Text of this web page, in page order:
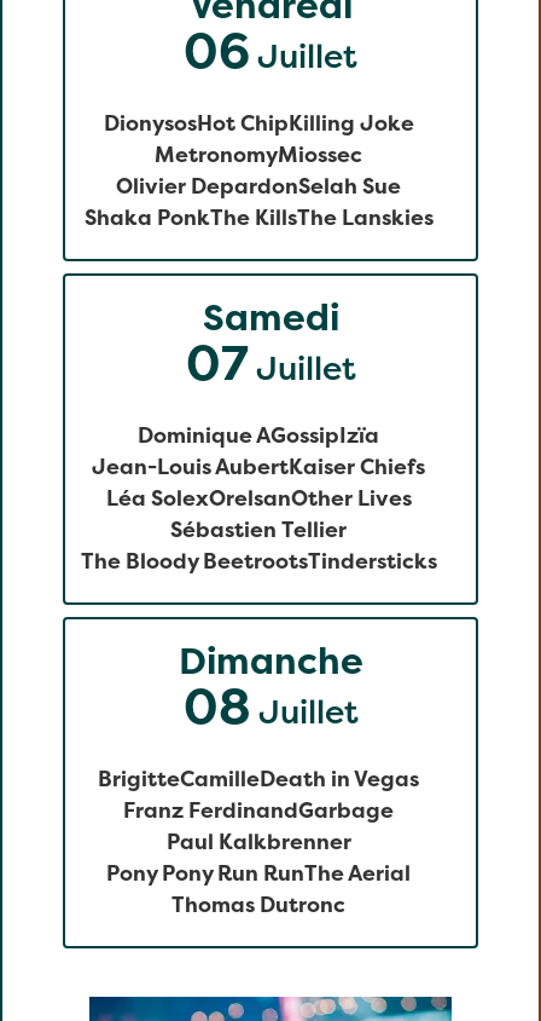
06Juillet
DionysosHot ChipKilling Joke
MetronomyMiossec
Olivier DepardonSelah Sue
Shaka PonkThe KillsThe Lanskies
Samedi
07Juillet
Dominique AGossipIzïa
Jean-Louis AubertKaiser Chiefs
Léa SolexOrelsanOther Lives
Sébastien Tellier
The Bloody BeetrootsTindersticks
Dimanche
08 Juillet
BrigitteCamilleDeath in Vegas
Franz FerdinandGarbage
Paul Kalkbrenner
Pony Pony Run RunThe Aerial
Thomas Dutronc